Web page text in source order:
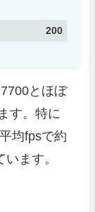
200
とほぼ
す。特に
均fpsで約
ます。